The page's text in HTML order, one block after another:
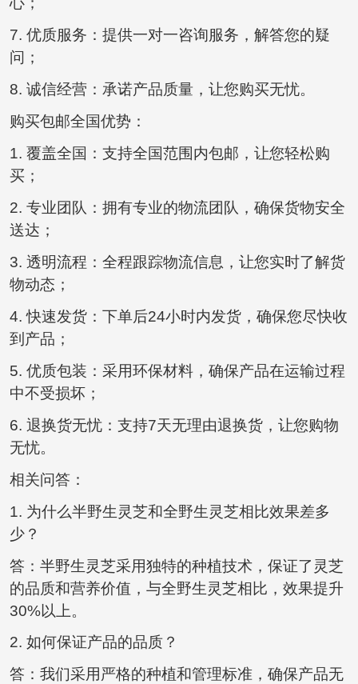
7. 优质服务：提供一对一咨询服务，解答您的疑
问；
8. 诚信经营：承诺产品质量，让您购买无忧。
购买包邮全国优势：
1. 覆盖全国：支持全国范围内包邮，让您轻松购
买；
2. 专业团队：拥有专业的物流团队，确保货物安全
送达；
3. 透明流程：全程跟踪物流信息，让您实时了解货
物动态；
4. 快速发货：下单后24小时内发货，确保您尽快收
到产品；
5. 优质包装：采用环保材料，确保产品在运输过程
中不受损坏；
6. 退换货无忧：支持7天无理由退换货，让您购物
无忧。
相关问答：
1. 为什么半野生灵芝和全野生灵芝相比效果差多
少？
答：半野生灵芝采用独特的种植技术，保证了灵芝
的品质和营养价值，与全野生灵芝相比，效果提升
30%以上。
2. 如何保证产品的品质？
答：我们采用严格的种植和管理标准，确保产品无